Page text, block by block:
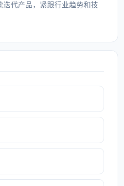
迭代产品，紧跟行业趋势和技